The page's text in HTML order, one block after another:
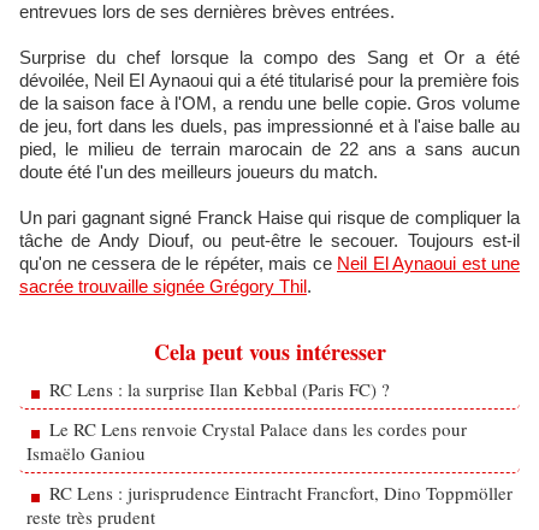
entrevues lors de ses dernières brèves entrées.
Surprise du chef lorsque la compo des Sang et Or a été
dévoilée, Neil El Aynaoui qui a été titularisé pour la première fois
de la saison face à l'OM, a rendu une belle copie. Gros volume
de jeu, fort dans les duels, pas impressionné et à l'aise balle au
pied, le milieu de terrain marocain de 22 ans a sans aucun
doute été l'un des meilleurs joueurs du match.
Un pari gagnant signé Franck Haise qui risque de compliquer la
tâche de Andy Diouf, ou peut-être le secouer. Toujours est-il
qu'on ne cessera de le répéter, mais ce Neil El Aynaoui est une
sacrée trouvaille signée Grégory Thil.
Cela peut vous intéresser
RC Lens : la surprise Ilan Kebbal (Paris FC) ?
Le RC Lens renvoie Crystal Palace dans les cordes pour
Ismaëlo Ganiou
RC Lens : jurisprudence Eintracht Francfort, Dino Toppmöller
reste très prudent